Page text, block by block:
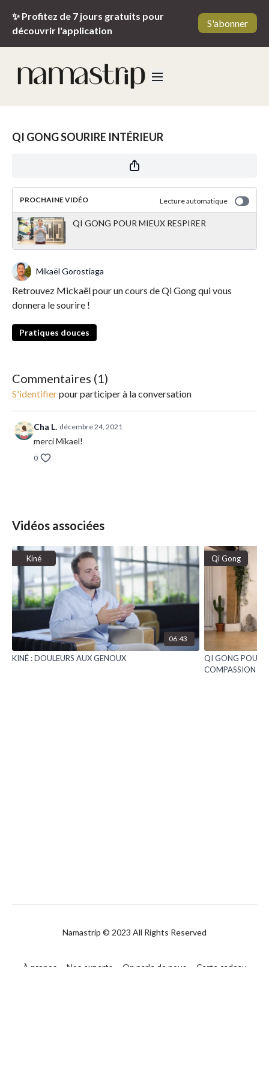
✨ Profitez de 7 jours gratuits pour
découvrir l'application
S'abonner
QI GONG SOURIRE INTÉRIEUR
PROCHAINE VIDÉO Lecture automatique
QI GONG POUR MIEUX RESPIRER
Mikaël Gorostiaga
Retrouvez Mickaël pour un cours de Qi Gong qui vous
donnera le sourire !
Pratiques douces
Commentaires (1)
S'identifierpour participer à la conversation
Cha L. décembre 24, 2021
merci Mikael!
0
Vidéos associées
Kiné
06:43
KINÉ : DOULEURS AUX GENOUX
Qi Gong
QI GONG POUR
COMPASSION
Namastrip © 2023 All Rights Reserved
À propos Nos experts On parle de nous
Carte cadeau